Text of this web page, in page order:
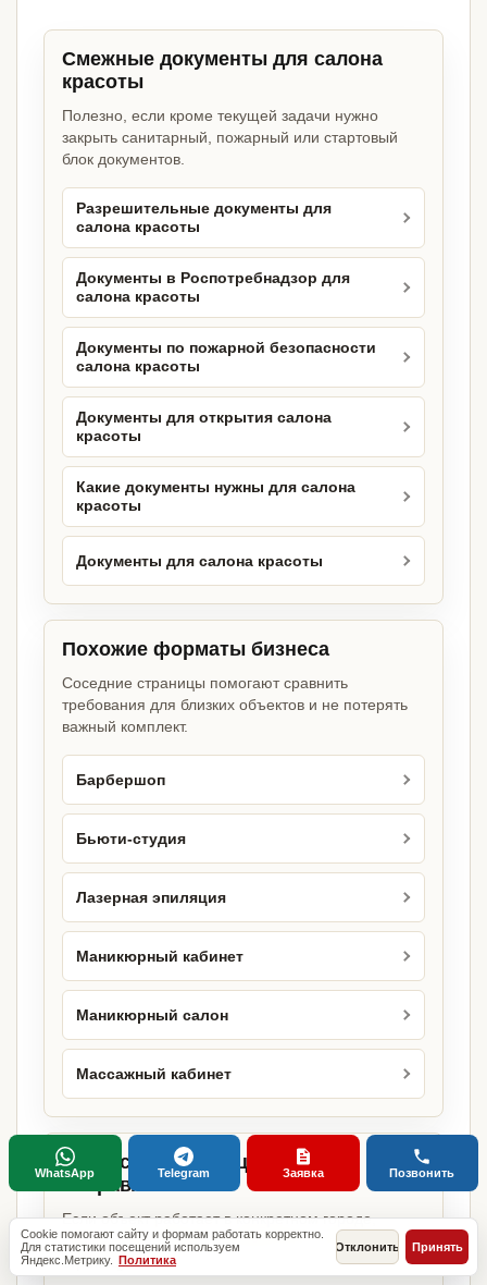
Смежные документы для салона
красоты
Полезно, если кроме текущей задачи нужно
закрыть санитарный, пожарный или стартовый
блок документов.
Разрешительные документы для
салона красоты
Документы в Роспотребнадзор для
салона красоты
Документы по пожарной безопасности
салона красоты
Документы для открытия салона
красоты
Какие документы нужны для салона
красоты
Документы для салона красоты
Похожие форматы бизнеса
Соседние страницы помогают сравнить
требования для близких объектов и не потерять
важный комплект.
Барбершоп
Бьюти-студия
Лазерная эпиляция
Маникюрный кабинет
Маникюрный салон
Массажный кабинет
Городские страницы по этому
направлению
Если объект работает в конкретном городе,
можно сразу открыть релевантную городскую
страницу.
Cookie помогают сайту и формам работать корректно.
Для статистики посещений используем
Яндекс.Метрику. Политика
Отклонить Принять
WhatsApp Telegram Заявка Позвонить